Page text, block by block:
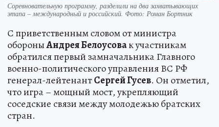
Соревновательную программу, разделили на два захватывающих
этапа – международный и российский. Фото: Роман Бортник
С приветственным словом от министра
обороныАндрея Белоусовак участникам
обратился первый замначальника Главного
военно-политического управления ВС РФ
генерал-лейтенантСергей Гусев. Он отметил,
что игра – мощный мост, укрепляющий
соседские связи между молодежью братских
стран.